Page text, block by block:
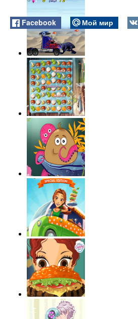
Facebook Мой мир